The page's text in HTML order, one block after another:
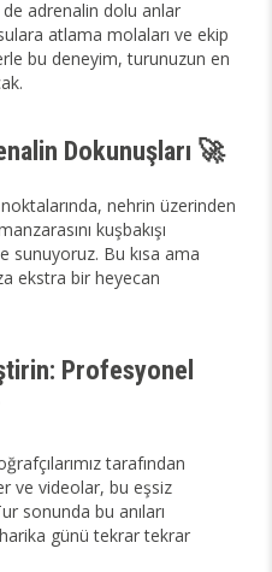
adrenalin dolu anlar
atlama molaları ve ekip
bu deneyim, turunuzun en
Dokunuşları 🚀
nehrin üzerinden
kuşbakışı
sunuyoruz. Bu kısa ama
ekstra bir heyecan
Profesyonel
tarafından
ve videolar, bu eşsiz
sonunda bu anıları
günü tekrar tekrar